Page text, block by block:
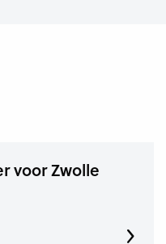
voor Zwolle